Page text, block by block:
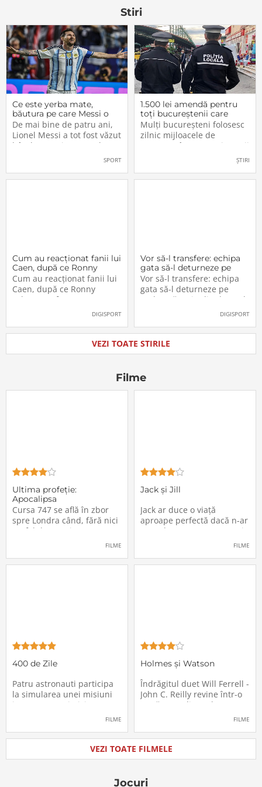
excelent, de aceea m-am
Stiri
Ce este yerba mate,
băutura pe care Messi o
bea înainte de meciurile
din Campionatul Mondial
2026
De mai bine de patru ani,
Lionel Messi a tot fost văzut
bând un ceai extrem de
popular în Argentina. Este
plantă tradițională sud-
SPORT
1.500 lei amendă pentru
toți bucureștenii care
refuză să facă acest lucru
acum, în 2026.
Mulți bucureșteni folosesc
zilnic mijloacele de
transport în comun, iar unii
dintre ei călătoresc adesea
cu autobuzul sau tramvaiul
fără a plăti un bilet. Iar în
ȘTIRI
Cum au reacționat fanii lui
Caen, după ce Ronny
Labonne a fost prezentat
oficial la FCSB
Cum au reacționat fanii lui
Caen, după ce Ronny
Labonne a fost prezentat
DIGISPORT
Vor să-l transfere: echipa
gata să-l deturneze pe
Radu Drăgușin din drumul
către Juventus!
Vor să-l transfere: echipa
gata să-l deturneze pe
Radu Drăgușin din drumul
DIGISPORT
VEZI TOATE STIRILE
Filme
Ultima profeţie:
Apocalipsa
Cursa 747 se află în zbor
spre Londra când, fără nici
un fel de avertisment,
pasagerii încep să dispară
locurile lor. Teroarea și
FILME
Jack și Jill
Jack ar duce o viață
aproape perfectă dacă n-ar
avea de suportat o excepție
sărbători - sora lui
FILME
400 de Zile
Patru astronauti participa
la simularea unei misiuni
in care sunt trimisi pe o
psihologice pe care le are
calatoria in spatiu. Starea
mentala a astronautilor
FILME
Holmes și Watson
Îndrăgitul duet Will Ferrell -
John C. Reilly revine într-o
nouă comedie: Holmes &
Watson, povestea super-
Holmes și a asistentului
său, dr. Watson, inspirată
de romanul best-seller al
De data
FILME
VEZI TOATE FILMELE
Jocuri